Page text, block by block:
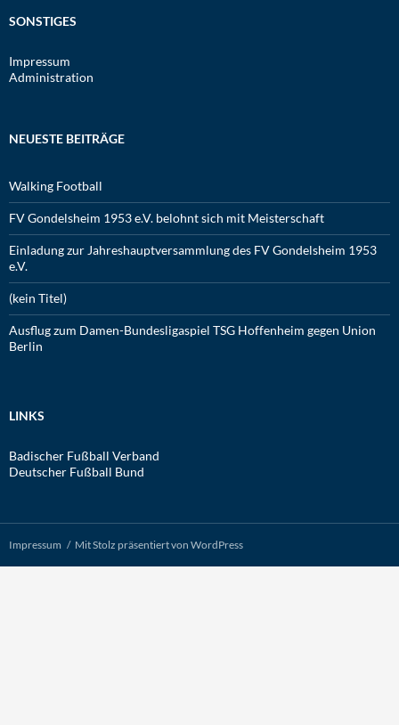
SONSTIGES
Impressum
Administration
NEUESTE BEITRÄGE
Walking Football
FV Gondelsheim 1953 e.V. belohnt sich mit Meisterschaft
Einladung zur Jahreshauptversammlung des FV Gondelsheim 1953
e.V.
(kein Titel)
Ausflug zum Damen-Bundesligaspiel TSG Hoffenheim gegen Union
Berlin
LINKS
Badischer Fußball Verband
Deutscher Fußball Bund
Impressum Mit Stolz präsentiert von WordPress